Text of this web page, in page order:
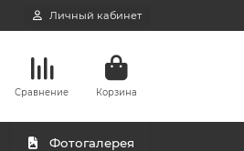
Личный кабинет
Сравнение Корзина
Фотогалерея